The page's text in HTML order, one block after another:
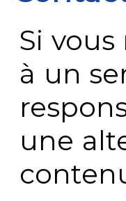
Si
à un
une